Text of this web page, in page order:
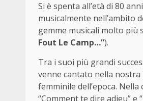
Si è spenta all’età di 80
musicalmente nell’ambito
gemme musicali molto più
Fout Le Camp…”).
Tra i suoi più grandi
venne cantato nella
femminile dell’epoca.
“Comment te dire adieu”